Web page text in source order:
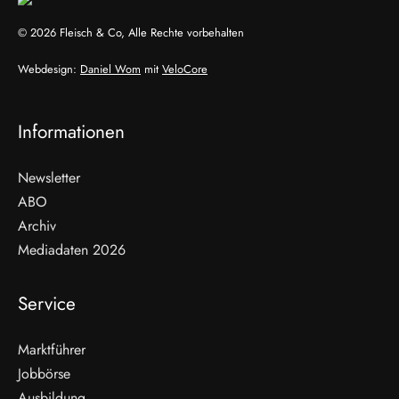
© 2026 Fleisch & Co, Alle Rechte vorbehalten
Webdesign: Daniel Wom mit VeloCore
Informationen
Newsletter
ABO
Archiv
Mediadaten 2026
Service
Marktführer
Jobbörse